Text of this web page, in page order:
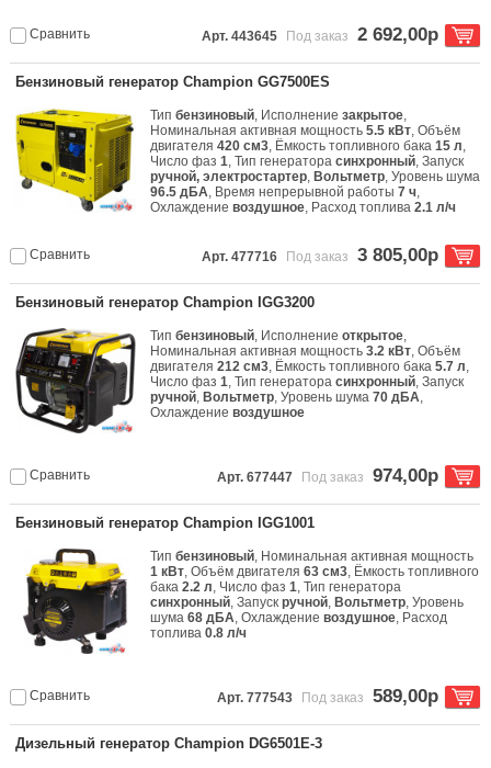
Сравнить Арт. 443645 Под заказ 2 692,00р
Бензиновый генератор Champion GG7500ES
Типбензиновый, Исполнениезакрытое,
Номинальная активная мощность5.5 кВт, Объём
двигателя420 см3, Ёмкость топливного бака15 л,
Число фаз1, Тип генераторасинхронный, Запуск
ручной, электростартер, Вольтметр, Уровень шума
96.5 дБА, Время непрерывной работы7 ч,
Охлаждениевоздушное, Расход топлива2.1 л/ч
Сравнить Арт. 477716 Под заказ 3 805,00р
Бензиновый генератор Champion IGG3200
Типбензиновый, Исполнениеоткрытое,
Номинальная активная мощность3.2 кВт, Объём
двигателя212 см3, Ёмкость топливного бака5.7 л,
Число фаз1, Тип генераторасинхронный, Запуск
ручной, Вольтметр, Уровень шума70 дБА,
Охлаждениевоздушное
Сравнить Арт. 677447 Под заказ 974,00р
Бензиновый генератор Champion IGG1001
Типбензиновый, Номинальная активная мощность
1 кВт, Объём двигателя63 см3, Ёмкость топливного
бака2.2 л, Число фаз1, Тип генератора
синхронный, Запускручной, Вольтметр, Уровень
шума68 дБА, Охлаждениевоздушное, Расход
топлива0.8 л/ч
Сравнить Арт. 777543 Под заказ 589,00р
Дизельный генератор Champion DG6501E-3